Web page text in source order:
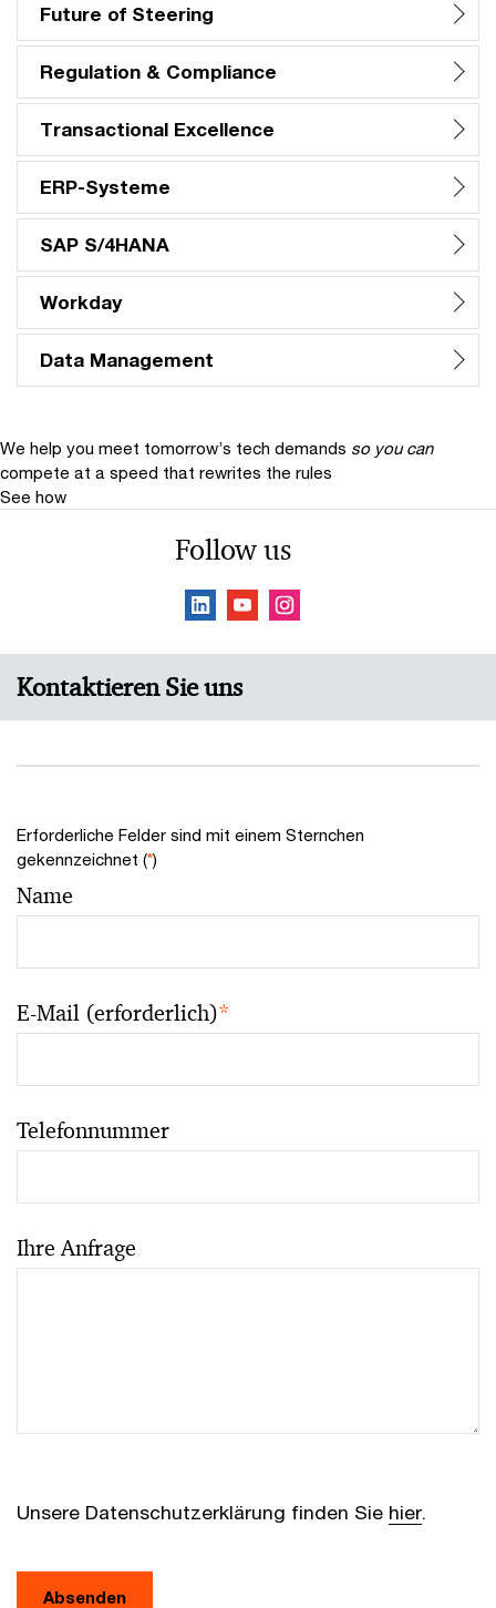
Future of Steering
Regulation & Compliance
Transactional Excellence
ERP-Systeme
SAP S/4HANA
Workday
Data Management
We help you meet tomorrow’s tech demands so you can
compete at a speed that rewrites the rules
See how
Follow us
Kontaktieren Sie uns
Erforderliche Felder sind mit einem Sternchen
gekennzeichnet (*)
Name
E-Mail (erforderlich)*
Telefonnummer
Ihre Anfrage
Unsere Datenschutzerklärung finden Sie hier.
Absenden